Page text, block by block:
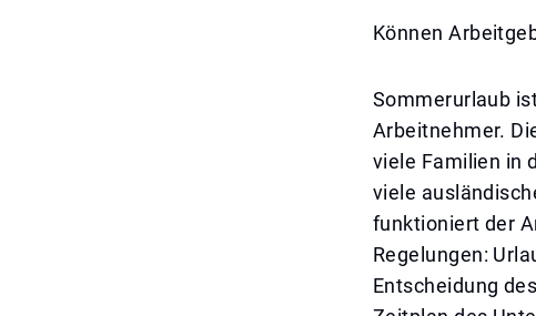
Können
Sommerurlaub
Arbeitnehmer.
viele Familien in
viele
funktioniert der
Regelungen:
Entscheidung